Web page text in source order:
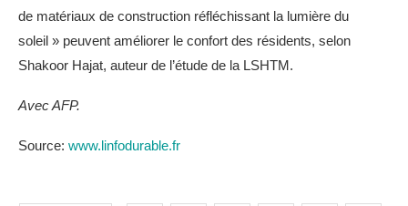
de matériaux de construction réfléchissant la lumière du
soleil » peuvent améliorer le confort des résidents, selon
Shakoor Hajat, auteur de l’étude de la LSHTM.
Avec AFP.
Source: www.linfodurable.fr